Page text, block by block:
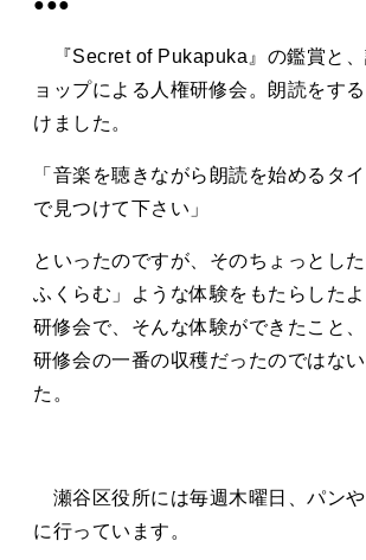
●●●
『Secret of Pukapuka』の鑑賞と、
ョップによる人権研修会。朗読をす
けました。
「音楽を聴きながら朗読を始めるタ
で見つけて下さい」
といったのですが、そのちょっとし
ふくらむ」ような体験をもたらした
研修会で、そんな体験ができたこと
研修会の一番の収穫だったのではな
た。
瀬谷区役所には毎週木曜日、パン
に行っています。